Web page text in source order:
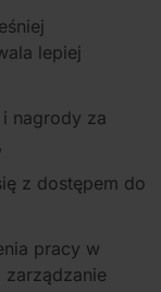
lepiej
nagrody za
z dostępem do
pracy w
zarządzanie